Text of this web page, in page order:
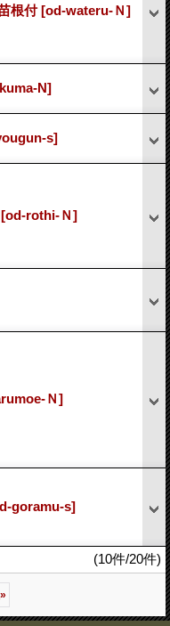
根付[od-wateru-Ｎ]
N]
s]
[od-rothi-Ｎ]
Ｎ]
goramu-s]
(10件/20件)
»